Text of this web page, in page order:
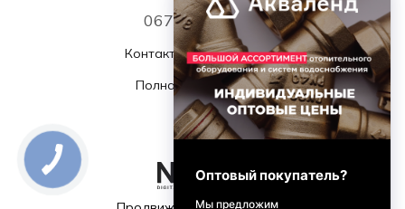
067 339 7768
Контактная информация
Полная версия сайта
© 2026